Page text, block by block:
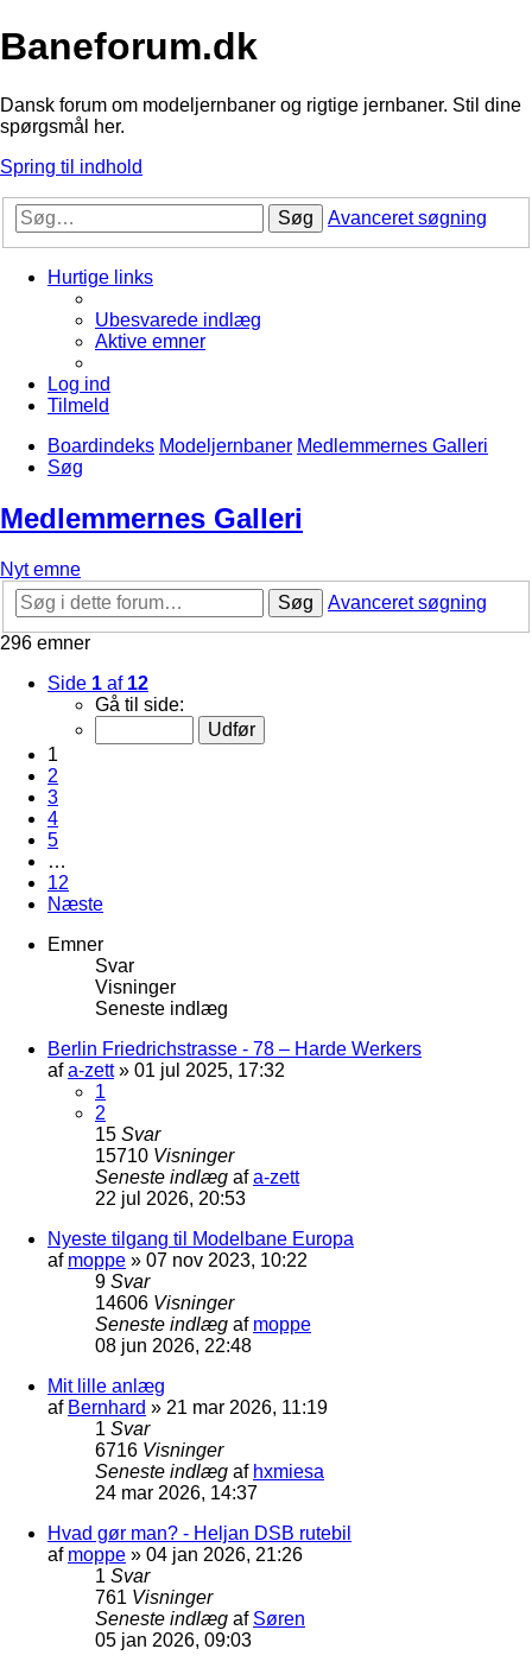
Baneforum.dk
Dansk forum om modeljernbaner og rigtige jernbaner. Stil dine
spørgsmål her.
Spring til indhold
Søg Avanceret søgning
Hurtige links
Ubesvarede indlæg
Aktive emner
Log ind
Tilmeld
Boardindeks Modeljernbaner Medlemmernes Galleri
Søg
Medlemmernes Galleri
Nyt emne
Søg
Avanceret søgning
296 emner
Side 1 af 12
Gå til side:
1
2
3
4
5
…
12
Næste
Emner
Svar
Visninger
Seneste indlæg
Berlin Friedrichstrasse - 78 – Harde Werkers
afa-zett» 01 jul 2025, 17:32
1
2
15 Svar
15710 Visninger
Seneste indlæg afa-zett
22 jul 2026, 20:53
Nyeste tilgang til Modelbane Europa
af moppe » 07 nov 2023, 10:22
9 Svar
14606 Visninger
Seneste indlæg af moppe
08 jun 2026, 22:48
Mit lille anlæg
af Bernhard » 21 mar 2026, 11:19
1 Svar
6716 Visninger
Seneste indlæg af hxmiesa
24 mar 2026, 14:37
Hvad gør man? - Heljan DSB rutebil
af moppe » 04 jan 2026, 21:26
1 Svar
761 Visninger
Seneste indlæg af Søren
05 jan 2026, 09:03